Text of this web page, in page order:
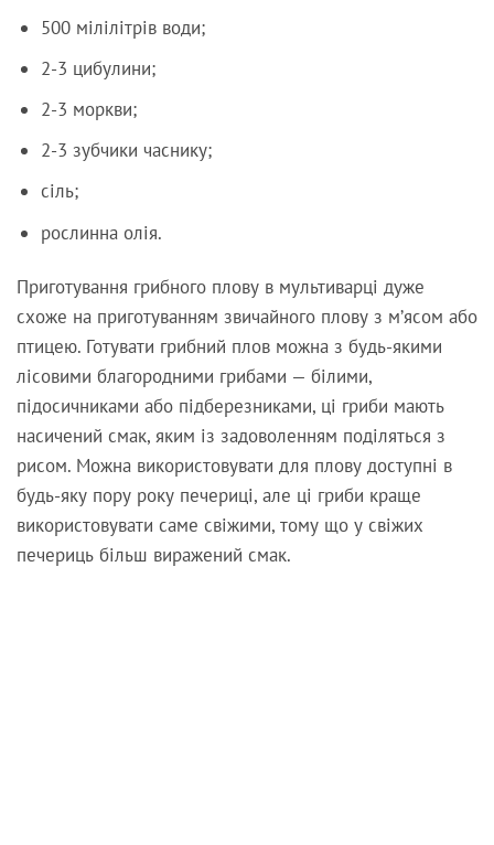
500 мілілітрів води;
2-3 цибулини;
2-3 моркви;
2-3 зубчики часнику;
сіль;
рослинна олія.
Приготування грибного плову в мультиварці дуже
схоже на приготуванням звичайного плову з м’ясом або
птицею. Готувати грибний плов можна з будь-якими
лісовими благородними грибами — білими,
підосичниками або підберезниками, ці гриби мають
насичений смак, яким із задоволенням поділяться з
рисом. Можна використовувати для плову доступні в
будь-яку пору року печериці, але ці гриби краще
використовувати саме свіжими, тому що у свіжих
печериць більш виражений смак.